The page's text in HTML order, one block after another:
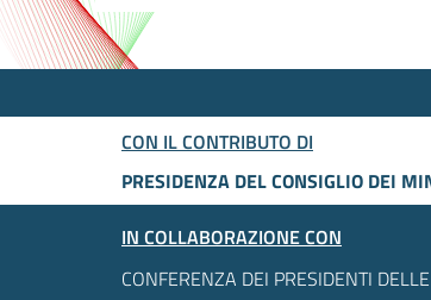
CON IL CONTRIBUTO DI
PRESIDENZA DEL CONSIGLIO DEI
IN COLLABORAZIONE CON
CONFERENZA DEI PRESIDENTI